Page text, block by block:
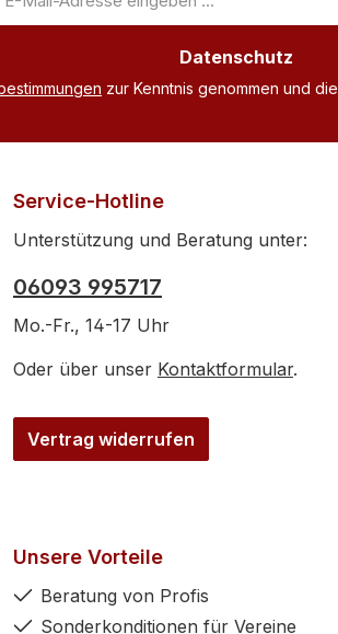
Mail-
Datenschutz
zur Kenntnis genommen und die
Service-Hotline
Unterstützung und Beratung unter:
06093 995717
Mo.-Fr., 14-17 Uhr
Oder über unser Kontaktformular.
Vertrag widerrufen
Unsere Vorteile
Beratung von Profis
Sonderkonditionen für Vereine